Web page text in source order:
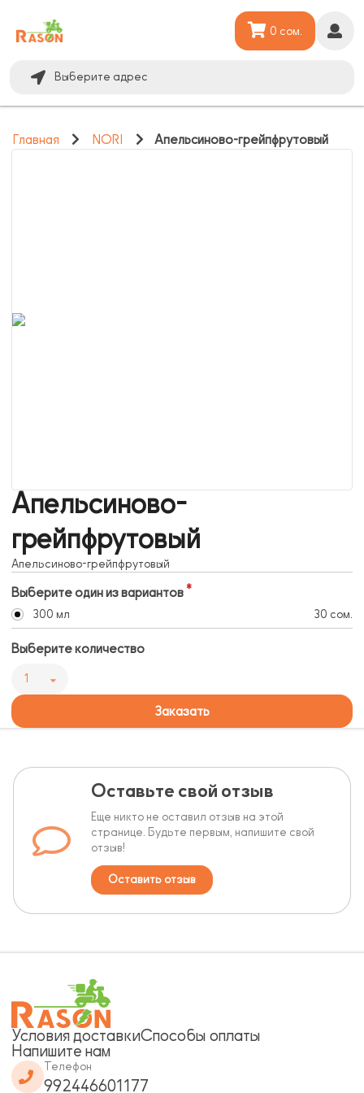
Выберите адрес
0 сом.
Главная NORI Апельсиново-грейпфрутовый
Апельсиново-
грейпфрутовый
Апельсиново-грейпфрутовый
Выберите один из вариантов
300 мл 30 сом.
Выберите количество
1
Заказать
Оставьте свой отзыв
Еще никто не оставил отзыв на этой
странице. Будьте первым, напишите свой
отзыв!
Оставить отзыв
Условия доставкиСпособы оплаты
Напишите нам
Телефон
992446601177